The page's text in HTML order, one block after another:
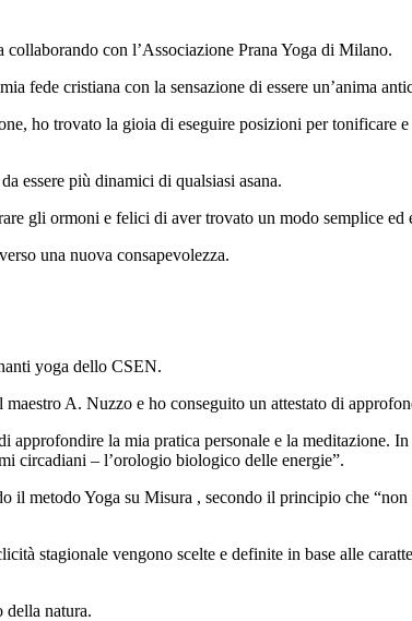
con l’Associazione Prana Yoga di Milano.
fede cristiana con la sensazione di essere un’anima
ho trovato la gioia di eseguire posizioni per tonificare
essere più dinamici di qualsiasi asana.
gli ormoni e felici di aver trovato un modo semplice ed
una nuova consapevolezza.
yoga dello CSEN.
A. Nuzzo e ho conseguito un attestato di
la mia pratica personale e la meditazione.
circadiani – l’orologio biologico delle energie”.
metodo Yoga su Misura , secondo il principio che
stagionale vengono scelte e definite in base alle
della natura.